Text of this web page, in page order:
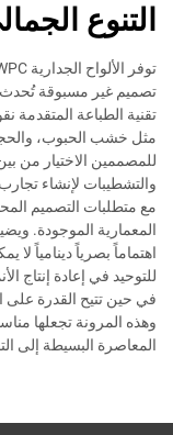
التنوع
تصميم غير مسبوقة تُحدث
تقنية الطباعة المتقدمة
مثل خشب الحبوب،
للمصممين الاختيار من
والتشطيبات لإنشاء
مع متطلبات التصميم
المعمارية الموجودة.
اهتماماً بصرياً دينامياً
للتوحيد في إعادة إنتاج
في حين تتيح القدرة على
وهذه المرونة تجعلها
المعاصرة البسيطة إلى